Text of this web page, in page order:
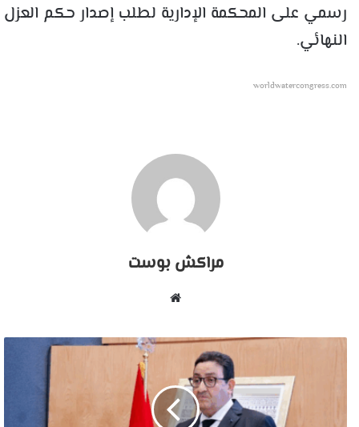
رسمي على المحكمة الإدارية لطلب إصدار حكم العزل
النهائي.
worldwatercongress.com
مراكش بوست